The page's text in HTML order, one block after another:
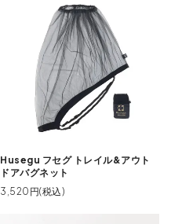
Husegu フセグ トレイル&アウト
ドアバグネット
3,520円(税込)